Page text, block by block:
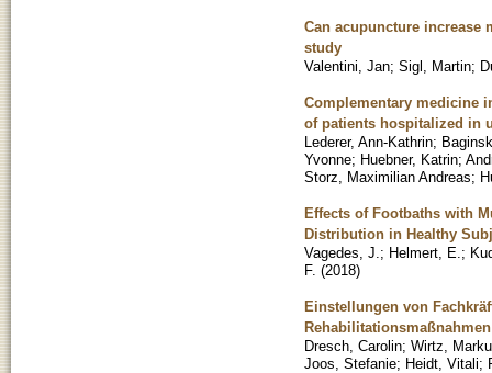
Can acupuncture
study
Valentini, Jan; Sigl, Martin;
Complementary medicine
of patients hospitalized in
Lederer, Ann-Kathrin;
Yvonne; Huebner, Katrin;
Storz, Maximilian Andreas;
Effects of Footbaths with
Distribution in Healthy
Vagedes, J. ; Helmert, E. ;
F. (2018)
Einstellungen von
Rehabilitationsmaßnahmen
Dresch, Carolin; Wirtz,
Joos, Stefanie; Heidt, Vitali;